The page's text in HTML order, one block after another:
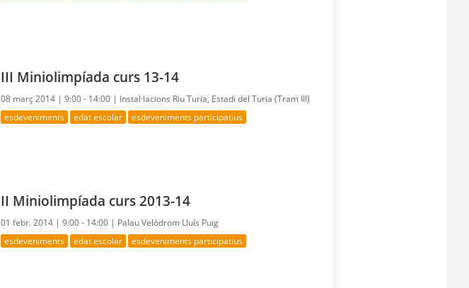
III Miniolimpíada curs 13-14
08 març 2014 |9:00 - 14:00 | Instal·lacions Riu Turia, Estadi del Turia (Tram III)
esdeveniments edat escolar esdeveniments participatius
II Miniolimpíada curs 2013-14
01 febr. 2014 |9:00 - 14:00 | Palau Velòdrom Lluís Puig
esdeveniments edat escolar esdeveniments participatius